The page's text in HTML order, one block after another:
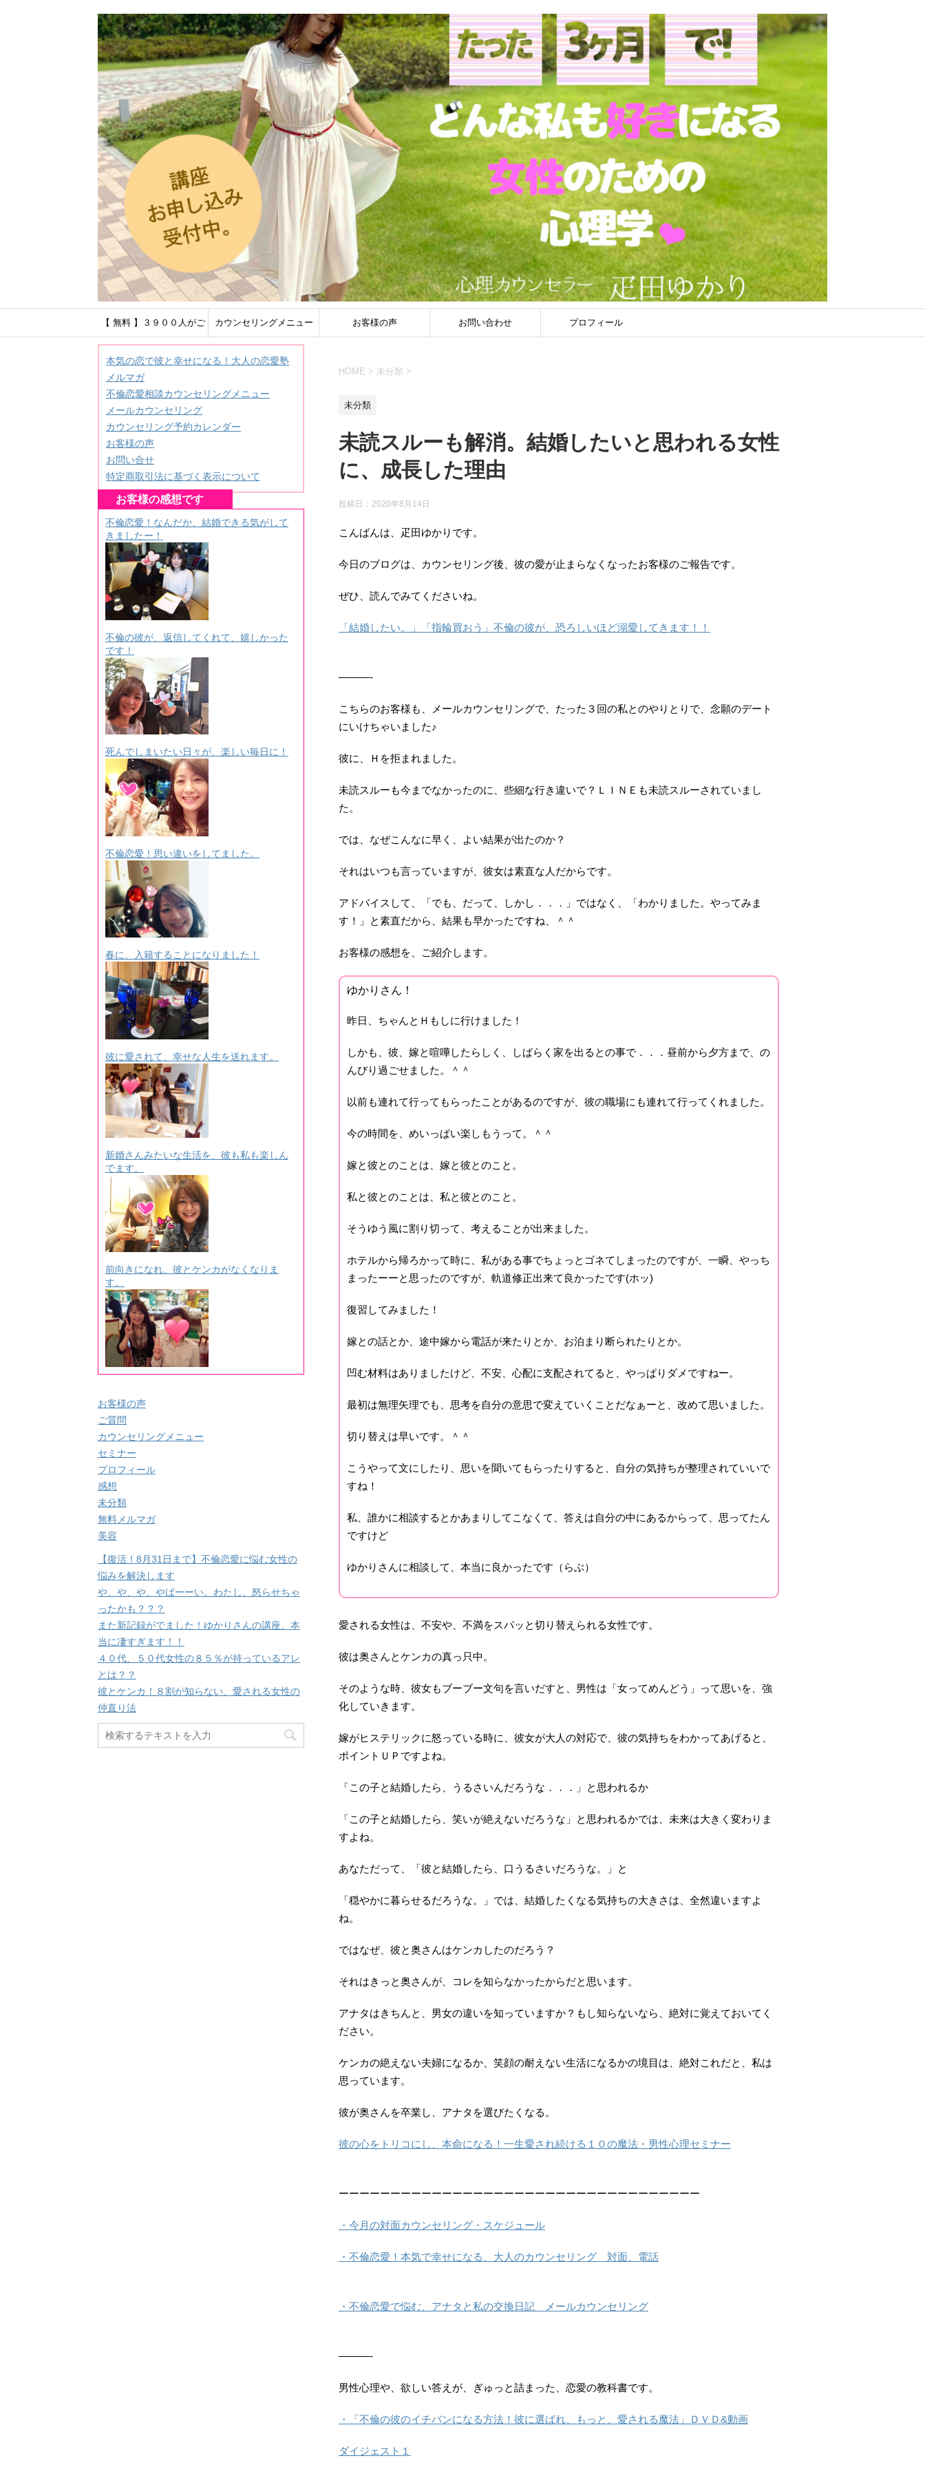
【 無料 】３９００人がご
ールレター♪
カウンセリングメニュー お客様の声 お問い合わせ プロフィール
HOME > 未分類 >
未分類
未読スルーも解消。結婚したいと思われる女性
に、成長した理由
投稿日： 2020年8月14日
こんばんは、疋田ゆかりです。
今日のブログは、カウンセリング後、彼の愛が止まらなくなったお客様のご報告です。
ぜひ、読んでみてくださいね。
「結婚したい。」「指輪買おう」不倫の彼が、恐ろしいほど溺愛してきます！！
———-
こちらのお客様も、メールカウンセリングで、たった３回の私とのやりとりで、念願のデート
にいけちゃいました♪
彼に、Ｈを拒まれました。
未読スルーも今までなかったのに、些細な行き違いで？ＬＩＮＥも未読スルーされていまし
た。
では、なぜこんなに早く、よい結果が出たのか？
それはいつも言っていますが、彼女は素直な人だからです。
アドバイスして、「でも、だって、しかし．．．」ではなく、「わかりました。やってみま
す！」と素直だから、結果も早かったですね、＾＾
お客様の感想を、ご紹介します。
ゆかりさん！
昨日、ちゃんとＨもしに行けました！
しかも、彼、嫁と喧嘩したらしく、しばらく家を出るとの事で．．．昼前から夕方まで、の
んびり過ごせました。＾＾
以前も連れて行ってもらったことがあるのですが、彼の職場にも連れて行ってくれました。
今の時間を、めいっぱい楽しもうって。＾＾
嫁と彼とのことは、嫁と彼とのこと。
私と彼とのことは、私と彼とのこと。
そうゆう風に割り切って、考えることが出来ました。
ホテルから帰ろかって時に、私がある事でちょっとゴネてしまったのですが、一瞬、やっち
まったーーと思ったのですが、軌道修正出来て良かったです(ホッ)
復習してみました！
嫁との話とか、途中嫁から電話が来たりとか、お泊まり断られたりとか。
凹む材料はありましたけど、不安、心配に支配されてると、やっぱりダメですねー。
最初は無理矢理でも、思考を自分の意思で変えていくことだなぁーと、改めて思いました。
切り替えは早いです。＾＾
こうやって文にしたり、思いを聞いてもらったりすると、自分の気持ちが整理されていいで
すね！
私、誰かに相談するとかあまりしてこなくて、答えは自分の中にあるからって、思ってたん
ですけど
ゆかりさんに相談して、本当に良かったです（らぶ）
愛される女性は、不安や、不満をスパッと切り替えられる女性です。
彼は奥さんとケンカの真っ只中。
そのような時、彼女もブーブー文句を言いだすと、男性は「女ってめんどう」って思いを、強
化していきます。
嫁がヒステリックに怒っている時に、彼女が大人の対応で、彼の気持ちをわかってあげると、
ポイントＵＰですよね。
「この子と結婚したら、うるさいんだろうな．．．」と思われるか
「この子と結婚したら、笑いが絶えないだろうな」と思われるかでは、未来は大きく変わりま
すよね。
あなただって、「彼と結婚したら、口うるさいだろうな。」と
「穏やかに暮らせるだろうな。」では、結婚したくなる気持ちの大きさは、全然違いますよ
ね。
ではなぜ、彼と奥さんはケンカしたのだろう？
それはきっと奥さんが、コレを知らなかったからだと思います。
アナタはきちんと、男女の違いを知っていますか？もし知らないなら、絶対に覚えておいてく
ださい。
ケンカの絶えない夫婦になるか、笑顔の耐えない生活になるかの境目は、絶対これだと、私は
思っています。
彼が奥さんを卒業し、アナタを選びたくなる。
彼の心をトリコにし、本命になる！一生愛され続ける１０の魔法・男性心理セミナー
ーーーーーーーーーーーーーーーーーーーーーーーーーーーーーーーーーーー
・今月の対面カウンセリング・スケジュール
・不倫恋愛！本気で幸せになる、大人のカウンセリング 対面、電話
・不倫恋愛で悩む、アナタと私の交換日記 メールカウンセリング
———-
男性心理や、欲しい答えが、ぎゅっと詰まった、恋愛の教科書です。
・「不倫の彼のイチバンになる方法！彼に選ばれ、もっと、愛される魔法」ＤＶＤ&動画
ダイジェスト１
本気の恋で彼と幸せになる！大人の恋愛塾
メルマガ
不倫恋愛相談カウンセリングメニュー
メールカウンセリング
カウンセリング予約カレンダー
お客様の声
お問い合せ
特定商取引法に基づく表示について
お客様の感想です
不倫恋愛！なんだか、結婚できる気がして
きましたー！
不倫の彼が、返信してくれて、嬉しかった
です！
死んでしまいたい日々が、楽しい毎日に！
不倫恋愛！思い違いをしてました。
春に、入籍することになりました！
彼に愛されて、幸せな人生を送れます。
新婚さんみたいな生活を、彼も私も楽しん
でます。
前向きになれ、彼とケンカがなくなりま
す。
お客様の声
ご質問
カウンセリングメニュー
セミナー
プロフィール
感想
未分類
無料メルマガ
美容
【復活！8月31日まで】不倫恋愛に悩む女性の
悩みを解決します
や、や、や、やばーーい。わたし、怒らせちゃ
ったかも？？？
また新記録がでました！ゆかりさんの講座、本
当に凄すぎます！！
４０代、５０代女性の８５％が持っているアレ
とは？？
彼とケンカ！８割が知らない、愛される女性の
仲直り法